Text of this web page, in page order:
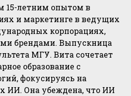
15-летним опытом в
и маркетинге в ведущих
корпорациях,
брендами. Выпускница
МГУ. Вита сочетает
образование с
фокусируясь на
ИИ. Она убеждена, что ИИ